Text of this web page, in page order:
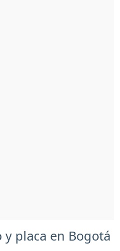
placa en Bogotá